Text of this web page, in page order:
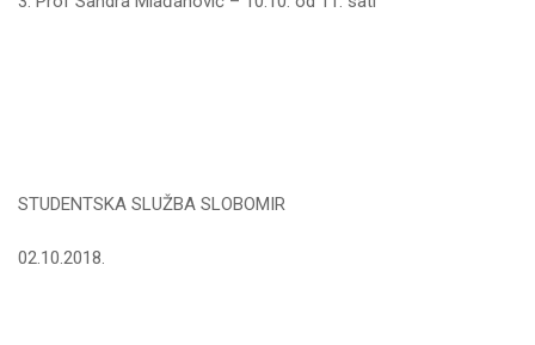
STUDENTSKA SLUŽBA SLOBOMIR
02.10.2018.